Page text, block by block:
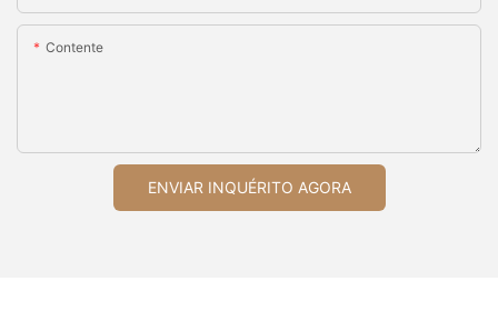
Contente
ENVIAR INQUÉRITO AGORA